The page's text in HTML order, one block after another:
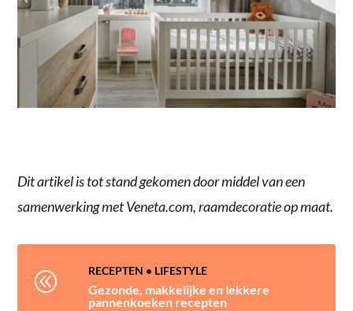
Dit artikel is tot stand gekomen door middel van een
samenwerking met Veneta.com, raamdecoratie op maat.
@ RECEPTEN • LIFESTYLE
Gezonde, makkelijke en lekkere
pannenkoeken recepten